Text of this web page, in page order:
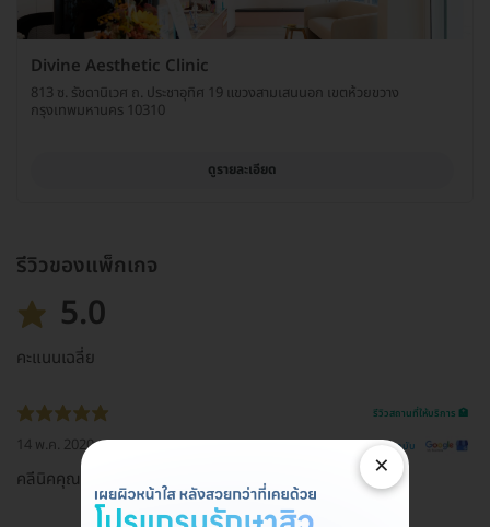
Divine Aesthetic Clinic
813 ซ. รัชดานิเวศ ถ. ประชาอุทิศ 19 แขวงสามเสนนอก เขตห้วยขวาง
กรุงเทพมหานคร 10310
ดูรายละเอียด
รีวิวของแพ็กเกจ
5.0
คะแนนเฉลี่ย
รีวิวสถานที่ให้บริการ 🏥
14 พ.ค. 2020 ดูรีวิวต้นฉบับ
คลีนิคคุณภาพ ×